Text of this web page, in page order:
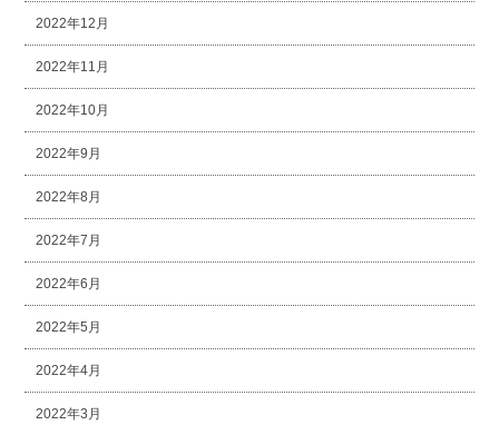
2022年12月
2022年11月
2022年10月
2022年9月
2022年8月
2022年7月
2022年6月
2022年5月
2022年4月
2022年3月